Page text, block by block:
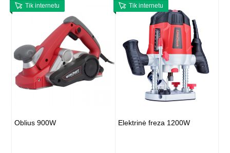
Tik internetu
Oblius 900W
Tik internetu
Elektrinė freza 1200W